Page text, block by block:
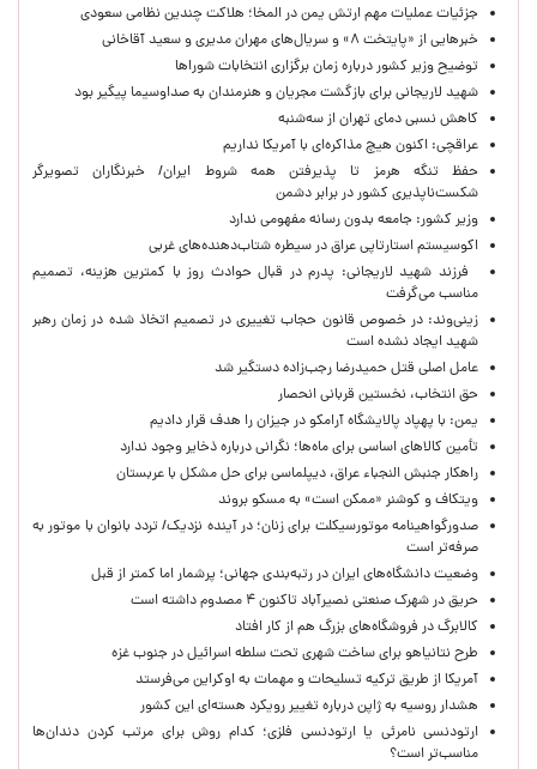
جزئیات عملیات مهم ارتش یمن در المخا؛ هلاکت چندین نظامی سعودی
خبرهایی از «پایتخت ۸» و سریال‌های مهران مدیری و سعید آقاخانی
توضیح وزیر کشور درباره زمان برگزاری انتخابات شوراها
شهید لاریجانی برای بازگشت مجریان و هنرمندان به صداوسیما پیگیر بود
کاهش نسبی دمای تهران از سه‌شنبه
عراقچی: اکنون هیچ مذاکره‌ای با آمریکا نداریم
حفظ تنگه هرمز تا پذیرفتن همه شروط ایران/ خبرنگاران تصویرگر
شکست‌ناپذیری کشور در برابر دشمن
وزیر کشور: جامعه بدون رسانه مفهومی ندارد
اکوسیستم استارتاپی عراق در سیطره شتاب‌دهنده‌‌های غربی
فرزند شهید لاریجانی: پدرم در قبال حوادث روز با کمترین هزینه، تصمیم
مناسب می‌گرفت
زینی‌وند: در خصوص قانون حجاب تغییری در تصمیم اتخاذ شده در زمان رهبر
شهید ایجاد نشده است
عامل اصلی قتل حمیدرضا رجب‌زاده دستگیر شد
حق انتخاب، نخستین قربانی انحصار
یمن: با پهپاد پالایشگاه آرامکو در جیزان را هدف قرار دادیم
تأمین کالاهای اساسی برای ماه‌ها؛ نگرانی درباره ذخایر وجود ندارد
راهکار جنبش النجباء عراق، دیپلماسی برای حل مشکل با عربستان
ویتکاف و کوشنر «ممکن است» به مسکو بروند
صدورگواهینامه موتورسیکلت برای زنان؛ در آینده نزدیک/ تردد بانوان با موتور به‌
صرفه‌تر است
وضعیت دانشگاه‌های ایران در رتبه‌بندی جهانی؛ پرشمار اما کمتر از قبل
حریق در شهرک صنعتی نصیرآباد تاکنون ۴ مصدوم داشته است
کالابرگ در فروشگاه‌های بزرگ هم از کار افتاد
طرح نتانیاهو برای ساخت شهری تحت سلطه اسرائیل در جنوب غزه
آمریکا از طریق ترکیه تسلیحات و مهمات به اوکراین می‌فرستد
هشدار روسیه به ژاپن درباره تغییر رویکرد هسته‌ای این کشور
ارتودنسی نامرئی یا ارتودنسی فلزی؛ کدام روش برای مرتب کردن دندان‌ها
مناسب‌تر است؟